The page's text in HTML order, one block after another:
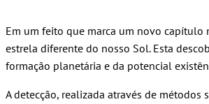
Em um feito que marca um novo capítulo
estrela diferente do nosso Sol. Esta
formação planetária e da potencial
A detecção, realizada através de